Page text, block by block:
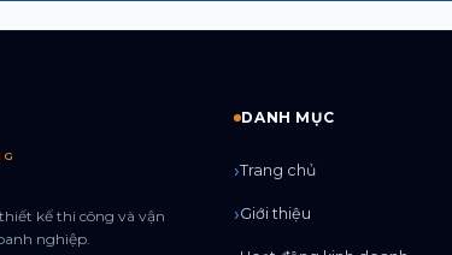
kế thi công và vận
nghiệp.
DANH MỤC
Trang chủ
Giới thiệu